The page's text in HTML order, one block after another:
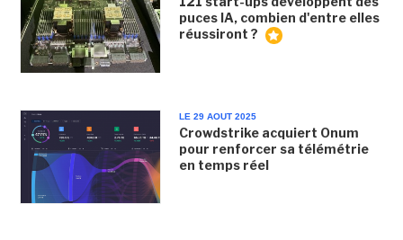
puces IA, combien d'entre elles
réussiront ?
LE 29 AOUT 2025
Crowdstrike acquiert Onum
pour renforcer sa télémétrie
en temps réel